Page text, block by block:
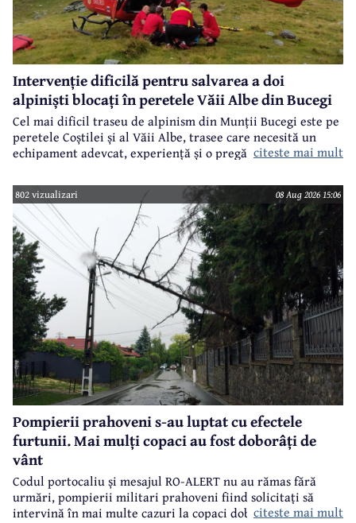
Intervenție dificilă pentru salvarea a doi
alpiniști blocați în peretele Văii Albe din Bucegi
Cel mai dificil traseu de alpinism din Munții Bucegi este pe
peretele Coștilei și al Văii Albe, trasee care necesită un
echipament adevcat, experiență și o pregătire specifică.
citeste mai mult
802 vizualizari 08 Aug 2026 15:06
Pompierii prahoveni s-au luptat cu efectele
furtunii. Mai mulți copaci au fost doborâți de
vânt
Codul portocaliu și mesajul RO-ALERT nu au rămas fără
urmări, pompierii militari prahoveni fiind solicitați să
intervină în mai multe cazuri la copaci doborâți în urma
citeste mai mult